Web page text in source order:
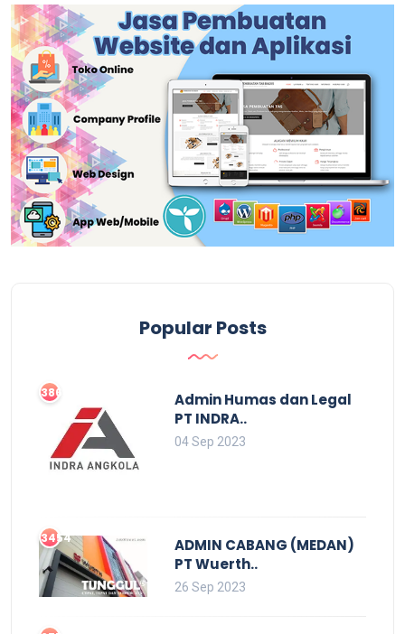
Popular Posts
3860
Admin Humas dan Legal
PT INDRA..
04 Sep 2023
3454
ADMIN CABANG (MEDAN)
PT Wuerth..
26 Sep 2023